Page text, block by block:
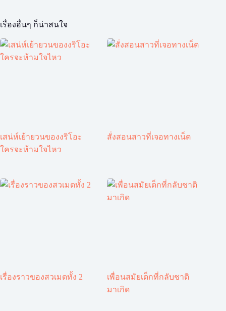
เรื่องอื่นๆ ก็น่าสนใจ
เสน่ห์เย้ายวนของงริโอะ
ใครจะห้ามใจไหว
สั่งสอนสาวที่เจอทางเน็ต
เรื่องราวของสวเมดทั้ง 2
เพื่อนสมัยเด็กที่กลับชาติ
มาเกิด